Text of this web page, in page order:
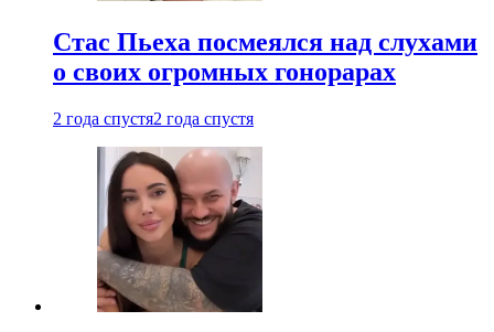
Стас Пьеха посмеялся над слухами
о своих огромных гонорарах
2 года спустя2 года спустя